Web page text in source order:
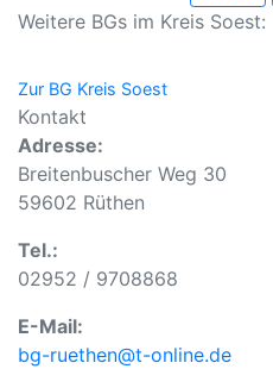
Weitere BGs im Kreis Soest:
Zur BG Kreis Soest
Kontakt
Adresse:
Breitenbuscher Weg 30
59602 Rüthen
Tel.:
02952 / 9708868
E-Mail:
bg-ruethen@t-online.de